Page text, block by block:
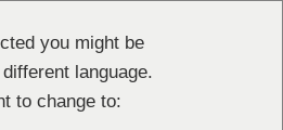
you might be
language.
to change to: